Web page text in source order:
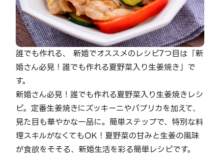
誰でも作れる、 新婚でオススメのレシピ7つ目は「新
婚さん必見！誰でも作れる夏野菜入り生姜焼き」で
す。
新婚さん必見！誰でも作れる夏野菜入り生姜焼きレシ
ピ。定番生姜焼きにズッキーニやパプリカを加えて、
見た目も華やかな一品に。簡単ステップで、特別な料
理スキルがなくてもOK！夏野菜の甘みと生姜の風味
が食欲をそそる、新婚生活を彩る簡単レシピです。